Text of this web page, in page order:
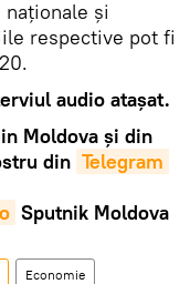
şi
respective pot fi
audio atașat.
Moldova și din
din Telegram
Sputnik Moldova
Economie